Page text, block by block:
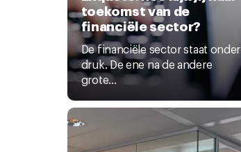
toekomst van de
financiële sector?
De financiële sector staat onder
druk. De ene na de andere
grote...